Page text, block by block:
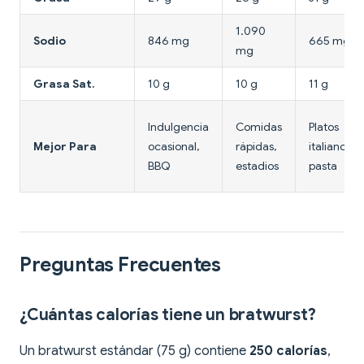
Sodio 846 mg
1.090
mg
665 mg
Grasa Sat. 10 g 10 g 11 g
Mejor Para
Indulgencia
ocasional,
BBQ
Comidas
rápidas,
estadios
Platos
italianos,
pasta
Preguntas Frecuentes
¿Cuántas calorías tiene un bratwurst?
Un bratwurst estándar (75 g) contiene 250 calorías,